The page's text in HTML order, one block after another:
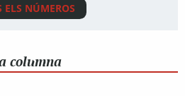
ELS NÚMEROS
columna